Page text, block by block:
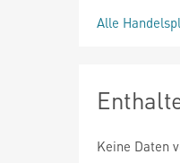
Alle
Keine Daten